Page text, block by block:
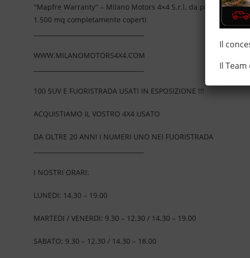
''Mapfre Warranty'' – Milano Motors 4×4 S.r.l. da più di 20
1.500 mq completamente coperti
WWW.MILANOMOTORS4X4.COM
100 SUV E FUORISTRADA USATI IN ESPOSIZIONE !!!
ACQUISTIAMO IL VOSTRO 4X4 USATO
DA OLTRE 20 ANNI I NUMERI UNO NEI FUORISTRADA
I NOSTRI ORARI:
LUNEDI: 14.30 – 19.00
MARTEDI / VENERDI: 9.30 – 12.30 / 14.30 – 19.00
SABATO: 9.30 – 12.30 / 14.30 – 18.00
Il
Il